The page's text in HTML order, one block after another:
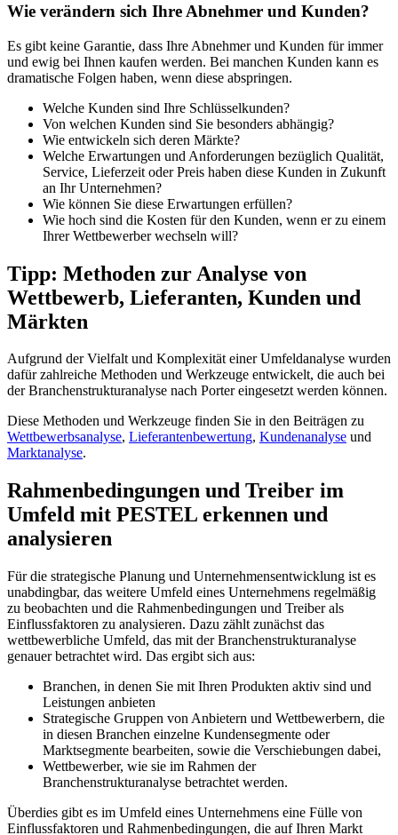
Wie verändern sich Ihre Abnehmer und Kunden?
Es gibt keine Garantie, dass Ihre Abnehmer und Kunden für immer
und ewig bei Ihnen kaufen werden. Bei manchen Kunden kann es
dramatische Folgen haben, wenn diese abspringen.
Welche Kunden sind Ihre Schlüsselkunden?
Von welchen Kunden sind Sie besonders abhängig?
Wie entwickeln sich deren Märkte?
Welche Erwartungen und Anforderungen bezüglich Qualität,
Service, Lieferzeit oder Preis haben diese Kunden in Zukunft
an Ihr Unternehmen?
Wie können Sie diese Erwartungen erfüllen?
Wie hoch sind die Kosten für den Kunden, wenn er zu einem
Ihrer Wettbewerber wechseln will?
Tipp: Methoden zur Analyse von
Wettbewerb, Lieferanten, Kunden und
Märkten
Aufgrund der Vielfalt und Komplexität einer Umfeldanalyse wurden
dafür zahlreiche Methoden und Werkzeuge entwickelt, die auch bei
der Branchenstrukturanalyse nach Porter eingesetzt werden können.
Diese Methoden und Werkzeuge finden Sie in den Beiträgen zu
Wettbewerbsanalyse, Lieferantenbewertung, Kundenanalyse und
Marktanalyse.
Rahmenbedingungen und Treiber im
Umfeld mit PESTEL erkennen und
analysieren
Für die strategische Planung und Unternehmensentwicklung ist es
unabdingbar, das weitere Umfeld eines Unternehmens regelmäßig
zu beobachten und die Rahmenbedingungen und Treiber als
Einflussfaktoren zu analysieren. Dazu zählt zunächst das
wettbewerbliche Umfeld, das mit der Branchenstrukturanalyse
genauer betrachtet wird. Das ergibt sich aus:
Branchen, in denen Sie mit Ihren Produkten aktiv sind und
Leistungen anbieten
Strategische Gruppen von Anbietern und Wettbewerbern, die
in diesen Branchen einzelne Kundensegmente oder
Marktsegmente bearbeiten, sowie die Verschiebungen dabei,
Wettbewerber, wie sie im Rahmen der
Branchenstrukturanalyse betrachtet werden.
Überdies gibt es im Umfeld eines Unternehmens eine Fülle von
Einflussfaktoren und Rahmenbedingungen, die auf Ihren Markt